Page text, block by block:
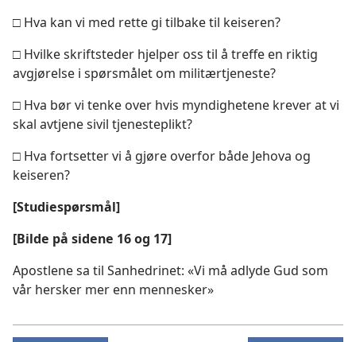
□ Hva kan vi med rette gi tilbake til keiseren?
□ Hvilke skriftsteder hjelper oss til å treffe en riktig
avgjørelse i spørsmålet om militærtjeneste?
□ Hva bør vi tenke over hvis myndighetene krever at vi
skal avtjene sivil tjenesteplikt?
□ Hva fortsetter vi å gjøre overfor både Jehova og
keiseren?
[Studiespørsmål]
[Bilde på sidene 16 og 17]
Apostlene sa til Sanhedrinet: «Vi må adlyde Gud som
vår hersker mer enn mennesker»